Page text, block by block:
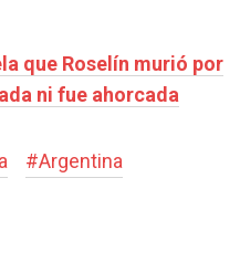
que Roselín murió por
ni fue ahorcada
#Argentina